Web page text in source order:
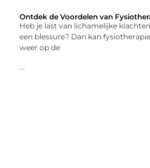
Ontdek de Voordelen van
Heb je last van lichamelijke
een blessure? Dan kan
weer op de
...